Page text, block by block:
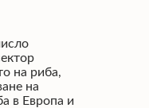
на риба,
на
в Европа и